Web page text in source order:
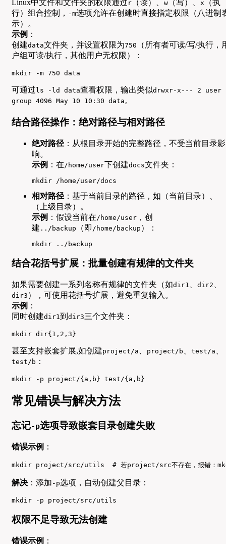
Linux中文件和文件夹的权限通过 r （读）、 w （写）、 x
（执
行）组合控制， -m选项允许在创建时直接指定权限（八进制
示）。
示例 ：
创建data文件夹，并设置权限为750
（所有者可读/写/执行，
户组可读/执行，其他用户无权限）：
mkdir -m 750 data
可通过 ls -ld data查看权限，输出类似drwxr-x--- 2 user
group 4096 May 10 10:30 data 。
结合路径操作：绝对路径与相对路径
绝对路径 ：从根目录开始的完整路径，不受当前目录影
响。
示例 ：在 /home/user下创建docs文件夹：
mkdir /home/user/docs
相对路径 ：基于当前目录的路径，如（当前目录）、
（上级目录）。
示例 ：假设当前在 /home/user ，创
建 ../backup （即 /home/backup ）：
mkdir ../backup
结合花括号扩展：批量创建有规律的文件夹
如果需要创建一系列名称有规律的文件夹（如dir1 dir2
dir3 ），可使用花括号扩展，避免重复输入。
示例 ：
同时创建dir1到 dir3三个文件夹：
mkdir dir{1,2,3}
甚至支持嵌套扩展,如创建project/a project/b test/a
test/b ：
mkdir -p project/{a,b} test/{a,b}
常见错误与解决方法
忘记-p选项导致嵌套目录创建失败
错误示例 ：
mkdir project/src/utils  # 若project/src不存在，报
解决 ：添加 -p选项，自动创建父目录：
mkdir -p project/src/utils
权限不足导致无法创建
错误示例 ：